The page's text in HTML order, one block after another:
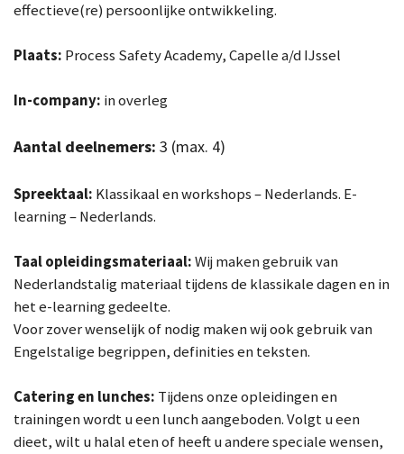
effectieve(re) persoonlijke ontwikkeling.
Plaats: Process Safety Academy, Capelle a/d IJssel
In-company: in overleg
Aantal deelnemers: 3 (max. 4)
Spreektaal: Klassikaal en workshops – Nederlands. E-
learning – Nederlands.
Taal opleidingsmateriaal:Wij maken gebruik van
Nederlandstalig materiaal tijdens de klassikale dagen en in
het e-learning gedeelte.
Voor zover wenselijk of nodig maken wij ook gebruik van
Engelstalige begrippen, definities en teksten.
Catering en lunches: Tijdens onze opleidingen en
trainingen wordt u een lunch aangeboden. Volgt u een
dieet, wilt u halal eten of heeft u andere speciale wensen,